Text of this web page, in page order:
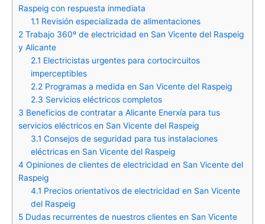
Raspeig con respuesta inmediata
1.1 Revisión especializada de alimentaciones
2 Trabajo 360º de electricidad en San Vicente del Raspeig
y Alicante
2.1 Electricistas urgentes para cortocircuitos
imperceptibles
2.2Programas a medida en San Vicente del Raspeig
2.3 Servicios eléctricos completos
3 Beneficios de contratar a Alicante Enerxía para tus
servicios eléctricos en San Vicente del Raspeig
3.1 Consejos de seguridad para tus instalaciones
eléctricas en San Vicente del Raspeig
4 Opiniones de clientes de electricidad en San Vicente del
Raspeig
4.1 Precios orientativos de electricidad en San Vicente
del Raspeig
5 Dudas recurrentes de nuestros clientes en San Vicente